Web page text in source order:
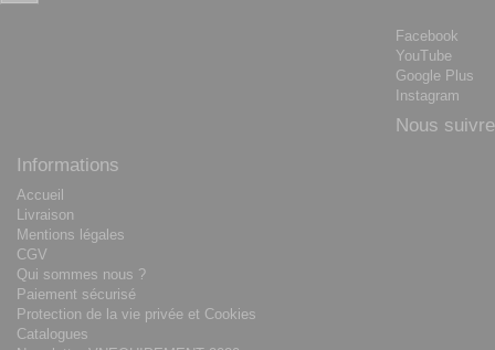
Facebook
YouTube
Google Plus
Instagram
Nous suivre
Informations
Accueil
Livraison
Mentions légales
CGV
Qui sommes nous ?
Paiement sécurisé
Protection de la vie privée et Cookies
Catalogues